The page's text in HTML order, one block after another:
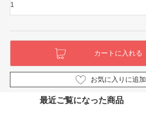
お気に入りに追加
最近ご覧になった商品